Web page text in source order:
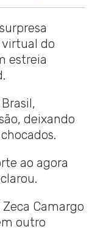
do
estreia
deixando
ao agora
Camargo
outro